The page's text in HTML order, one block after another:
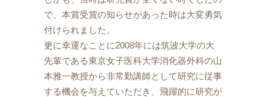
で、本賞受賞の知らせがあった時は大変勇気
付けられました。
更に幸運なことに2008年には筑波大学の大
先輩である東京女子医科大学消化器外科の山
本雅一教授から非常勤講師として研究に従事
する機会を与えていただき、飛躍的に研究が